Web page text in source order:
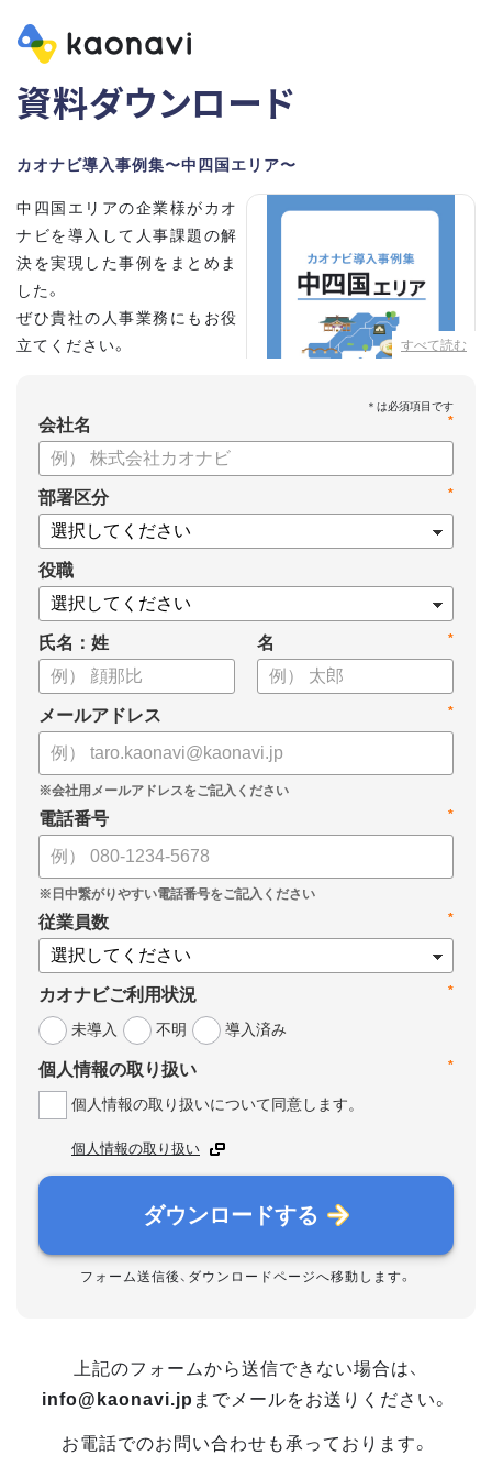
資料ダウンロード
カオナビ導入事例集〜中四国エリア〜
すべて読む
中四国エリアの企業様がカオ
ナビを導入して人事課題の解
決を実現した事例をまとめま
した。
ぜひ貴社の人事業務にもお役
立てください。
*
会社名
*
部署区分
役職
氏名：姓 *
名
*
メールアドレス
*
電話番号
*
従業員数
*
カオナビご利用状況
未導入
不明 導入済み
*
個人情報の取り扱い
個人情報の取り扱いについて同意します。
個人情報の取り扱い
ダウンロードする
フォーム送信後、ダウンロードページへ移動します。
上記のフォームから送信できない場合は、
info@kaonavi.jp までメールをお送りください。
お電話でのお問い合わせも承っております。